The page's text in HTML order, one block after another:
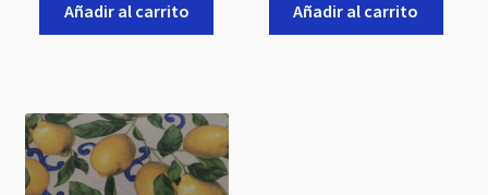
original
era:
actual
es:
Añadir al carrito
original
era:
actual
es:
Añadir al carrito